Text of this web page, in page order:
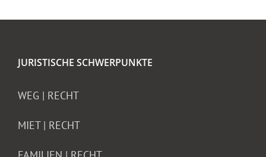
JURISTISCHE SCHWERPUNKTE
WEG | RECHT
MIET | RECHT